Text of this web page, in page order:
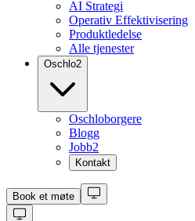
AI Strategi
Operativ Effektivisering
Produktledelse
Alle tjenester
Oschlo2
Oschloborgere
Blogg
Jobb2
Kontakt
Book et møte